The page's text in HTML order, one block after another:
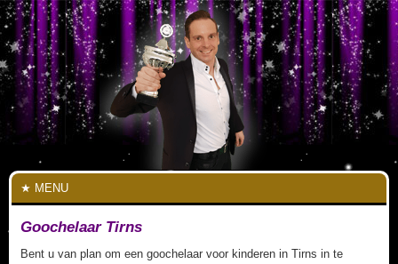
MENU
Goochelaar Tirns
Bent u van plan om een goochelaar voor kinderen in Tirns in te